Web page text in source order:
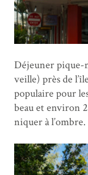
Déjeuner pique-
veille) près de
populaire pour
beau et environ
niquer à l’ombre.